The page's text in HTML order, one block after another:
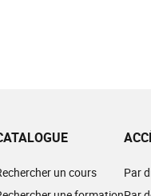
un cours
Par